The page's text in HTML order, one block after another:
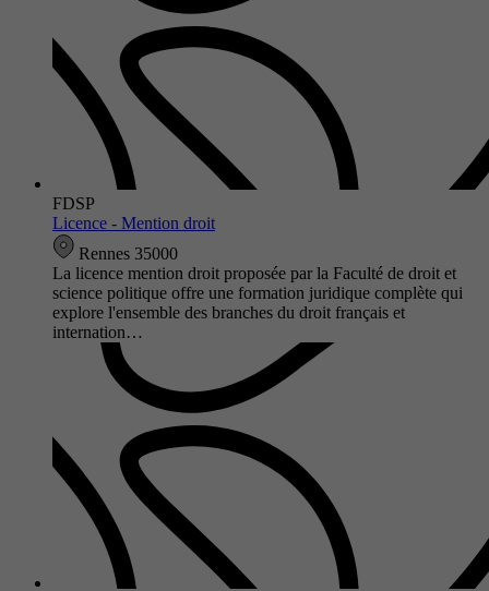
FDSP
Licence - Mention droit
Rennes 35000
La licence mention droit proposée par la Faculté de droit et
science politique offre une formation juridique complète qui
explore l'ensemble des branches du droit français et
internation…